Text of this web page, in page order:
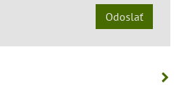
Odoslať